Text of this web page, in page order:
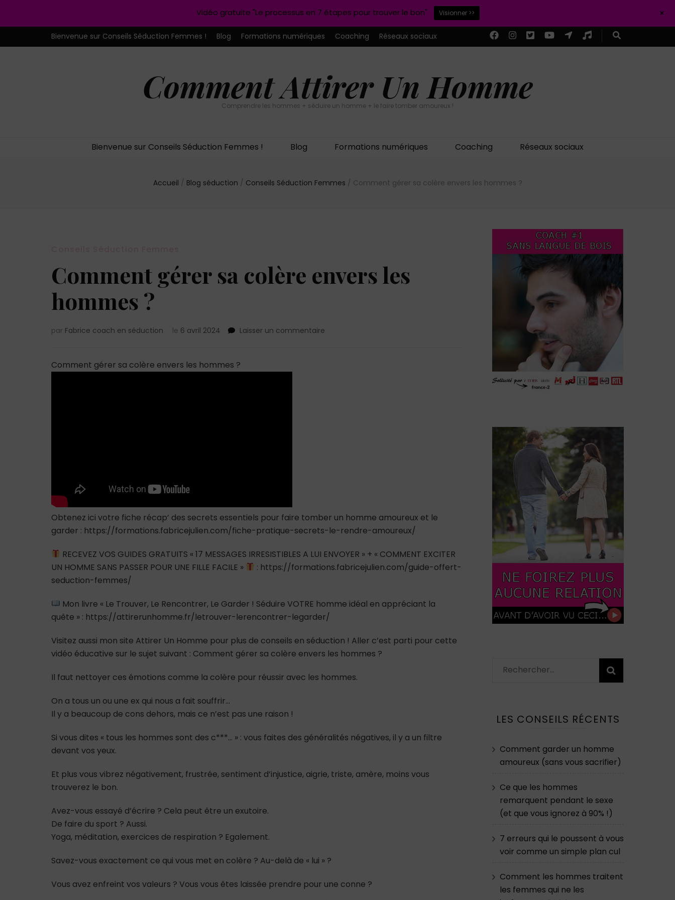
Bienvenue sur Conseils Séduction Femmes ! Blog Formations numériques Coaching Réseaux sociaux
Comment Attirer Un Homme
Comprendre les hommes + séduire un homme + le faire tomber amoureux !
Bienvenue sur Conseils Séduction Femmes ! Blog Formations numériques Coaching Réseaux sociaux
Accueil / Blog séduction / Conseils Séduction Femmes / Comment gérer sa colère envers les hommes ?
Comment gérer sa colère envers les
hommes ?
par Fabrice coach en séduction le 6 avril 2024 Laisser un commentaire
Comment gérer sa colère envers les hommes ?
Obtenez ici votre fiche récap’ des secrets essentiels pour faire tomber un homme amoureux et le
garder : https://formations.fabricejulien.com/fiche-pratique-secrets-le-rendre-amoureux/
RECEVEZ VOS GUIDES GRATUITS « 17 MESSAGES IRRESISTIBLES A LUI ENVOYER » + « COMMENT EXCITER
UN HOMME SANS PASSER POUR UNE FILLE FACILE »
: https://formations.fabricejulien.com/guide-offert-
seduction-femmes/
Mon livre « Le Trouver, Le Rencontrer, Le Garder ! Séduire VOTRE homme idéal en appréciant la
quête » : https://attirerunhomme.fr/letrouver-lerencontrer-legarder/
Visitez aussi mon site Attirer Un Homme pour plus de conseils en séduction ! Aller c’est parti pour cette
vidéo éducative sur le sujet suivant : Comment gérer sa colère envers les hommes ?
Il faut nettoyer ces émotions comme la colère pour réussir avec les hommes.
On a tous un ou une ex qui nous a fait souffrir…
Il y a beaucoup de cons dehors, mais ce n’est pas une raison !
Si vous dites « tous les hommes sont des c***… » : vous faites des généralités négatives, il y a un filtre
devant vos yeux.
Et plus vous vibrez négativement, frustrée, sentiment d’injustice, aigrie, triste, amère, moins vous
trouverez le bon.
Avez-vous essayé d’écrire ? Cela peut être un exutoire.
De faire du sport ? Aussi.
Yoga, méditation, exercices de respiration ? Egalement.
Savez-vous exactement ce qui vous met en colère ? Au-delà de « lui » ?
Vous avez enfreint vos valeurs ? Vous vous êtes laissée prendre pour une conne ?
Rechercher :
LES CONSEILS RÉCENTS
Comment garder un homme
amoureux (sans vous sacrifier)
Ce que les hommes
remarquent pendant le sexe
(et que vous ignorez à 90% !)
7 erreurs qui le poussent à vous
voir comme un simple plan cul
Comment les hommes traitent
les femmes qui ne les
Vidéo gratuite "Le processus en 7 étapes pour trouver le bon" Visionner >> +